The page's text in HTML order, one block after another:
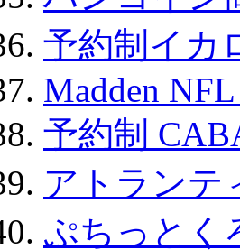
予約制イカ
Madden
予約制
アトランテ
ぷちっとく